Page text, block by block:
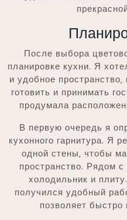
После выбора
планировке кухни. Я
и удобное
готовить и принимать
продумала
В первую очередь я
кухонного гарнитура. Я
одной стены‚ чтобы
пространство. Рядом
холодильник и
получился удобный
позволяет быстро